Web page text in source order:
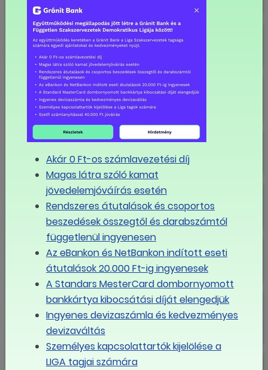
Budapest – Danubius Hotel Arena
Budapest – Danubius Hotel Astoria
City Center ****
Budapest – Danubius Hotel
Budapest – Danubius Hotel Helia
Budapest – Danubius Hotel
Hungaria ****
Budapest – Grand
Margitsziget**** Superior
Budapest – Hilton Budapest
Akár 0 Ft-os számlavezetési díj
Magas látra szóló kamat
jövedelemjóváírás esetén
Rendszeres átutalások és csoportos
beszedések összegtől és darabszámtól
függetlenül ingyenesen
Az eBankon és NetBankon indított eseti
átutalások 20.000 Ft-ig ingyenesek
A Standars MesterCard dombornyomott
bankkártya kibocsátási díját elengedjük
Ingyenes devizaszámla és kedvezményes
devizaváltás
Személyes kapcsolattartók kijelölése a
LIGA tagjai számára